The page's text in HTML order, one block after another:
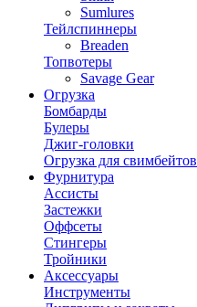
Sumlures
Тейлспиннеры
Breaden
Топвотеры
Savage Gear
Огрузка
Бомбарды
Булеры
Джиг-головки
Огрузка для свимбейтов
Фурнитура
Ассисты
Застежки
Оффсеты
Стингеры
Тройники
Аксессуары
Инструменты